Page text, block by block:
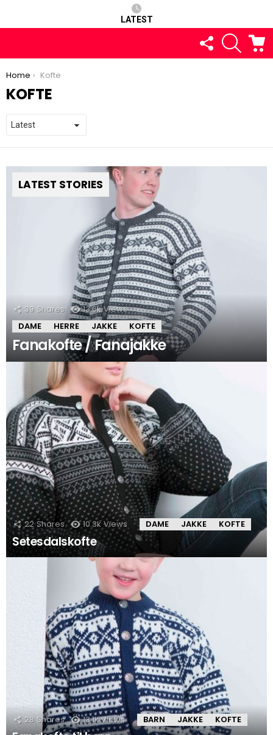
LATEST
FOLLOW
US
SEARCH
You are here:
Home Kofte
KOFTE
LATEST STORIES
39 Shares 13.6k Views
DAME
HERRE JAKKE KOFTE
Fanakofte / Fanajakke
22 Shares 10.3k Views DAME JAKKE KOFTE
Setesdalskofte
28 Shares 13.1k Views BARN JAKKE KOFTE